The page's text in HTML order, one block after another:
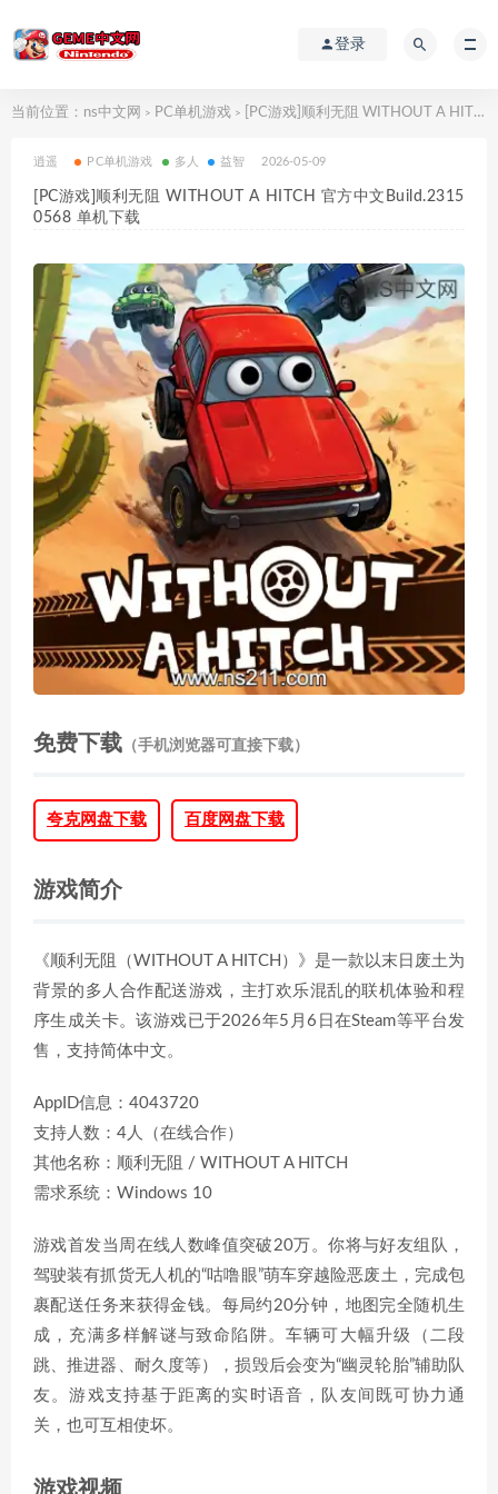
登录
当前位置： ns中文网 > PC单机游戏 > [PC游戏]顺利无阻 WITHOUT A HITCH 官方中文Build.23150568 单机下载
逍遥 PC单机游戏 多人 益智 2026-05-09
[PC游戏]顺利无阻 WITHOUT A HITCH 官方中文Build.2315
0568 单机下载
免费下载 （手机浏览器可直接下载）
夸克网盘下载 百度网盘下载
游戏简介
《顺利无阻（WITHOUT A HITCH）》是一款以末日废土为
背景的多人合作配送游戏，主打欢乐混乱的联机体验和程
序生成关卡。该游戏已于2026年5月6日在Steam等平台发
售，支持简体中文。
AppID信息：4043720
支持人数：4人（在线合作）
其他名称：顺利无阻 / WITHOUT A HITCH
需求系统：Windows 10
游戏首发当周在线人数峰值突破20万。你将与好友组队，
驾驶装有抓货无人机的“咕噜眼”萌车穿越险恶废土，完成包
裹配送任务来获得金钱。每局约20分钟，地图完全随机生
成，充满多样解谜与致命陷阱。车辆可大幅升级（二段
跳、推进器、耐久度等），损毁后会变为“幽灵轮胎”辅助队
友。游戏支持基于距离的实时语音，队友间既可协力通
关，也可互相使坏。
游戏视频